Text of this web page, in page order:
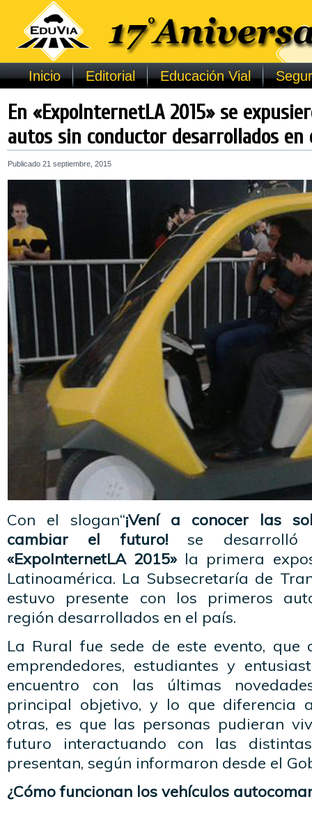
Inicio Editorial Educación Vial
En «ExpoInternetLA 2015» se
autos sin conductor desarrollados en
Publicado 21 septiembre, 2015
Con el slogan“¡Vení a conocer las
cambiar el futuro!se desarrolló
«ExpoInternetLA 2015» la primera
Latinoamérica. La Subsecretaría de
estuvo presente con los primeros
región desarrollados en el país.
La Rural fue sede de este evento, que
emprendedores, estudiantes y
encuentro con las últimas
principal objetivo, y lo que diferencia
otras, es que las personas pudieran
futuro interactuando con las
presentan, según informaron desde el
¿Cómo funcionan los vehículos